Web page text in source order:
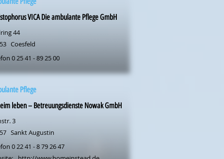
VICA Die ambulante Pflege GmbH
44
Coesfeld
0 25 41 - 89 25 00
Pflege
leben – Betreuungsdienste Nowak GmbH
3
Sankt Augustin
0 22 41 - 8 79 26 47